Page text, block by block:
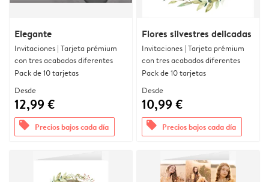
Elegante
Invitaciones | Tarjeta prémium
con tres acabados diferentes
Pack de 10 tarjetas
Desde
12,99 €
offers Precios bajos cada día
Flores silvestres delicadas
Invitaciones | Tarjeta prémium
con tres acabados diferentes
Pack de 10 tarjetas
Desde
10,99 €
offers Precios bajos cada día